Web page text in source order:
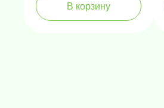
В корзину